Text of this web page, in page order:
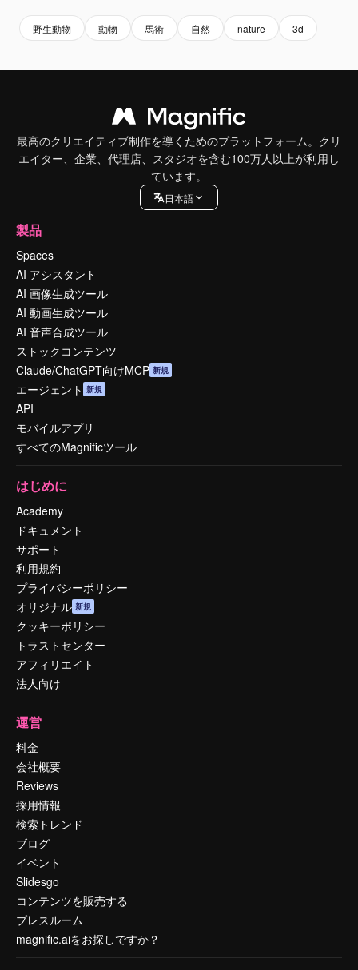
野生動物 動物 馬術 自然 nature 3d
最高のクリエイティブ制作を導くためのプラットフォーム。クリ
エイター、企業、代理店、スタジオを含む100万人以上が利用し
ています。
日本語
製品
Spaces
AI アシスタント
AI 画像生成ツール
AI 動画生成ツール
AI 音声合成ツール
ストックコンテンツ
Claude/ChatGPT向けMCP 新規
エージェント 新規
API
モバイルアプリ
すべてのMagnificツール
はじめに
Academy
ドキュメント
サポート
利用規約
プライバシーポリシー
オリジナル 新規
クッキーポリシー
トラストセンター
アフィリエイト
法人向け
運営
料金
会社概要
Reviews
採用情報
検索トレンド
ブログ
イベント
Slidesgo
コンテンツを販売する
プレスルーム
magnific.aiをお探しですか？